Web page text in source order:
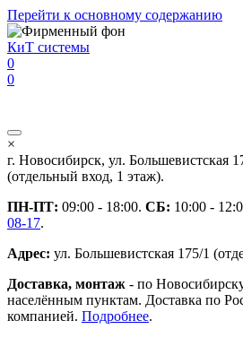
Перейти к основному содержанию
КиТ системы
0
0
×
г. Новосибирск, ул. Большевистская
(отдельный вход, 1 этаж).
ПН-ПТ: 09:00 - 18:00. СБ: 10:00 -
08-17.
Адрес: ул. Большевистская 175/1
Доставка, монтаж - по
населённым пунктам. Доставка по
компанией. Подробнее.